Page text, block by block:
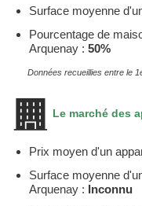
Surface moyenne
Pourcentage de
Arquenay : 50%
Données recueillies entre le
Le marché des
Prix moyen d'un
Surface moyenne
Arquenay : Inconnu